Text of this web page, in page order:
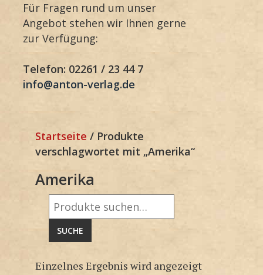
Für Fragen rund um unser
Angebot stehen wir Ihnen gerne
zur Verfügung:
Telefon: 02261 / 23 44 7
info@anton-verlag.de
Startseite / Produkte
verschlagwortet mit „Amerika“
Amerika
Suche
nach:
SUCHE
Einzelnes Ergebnis wird angezeigt